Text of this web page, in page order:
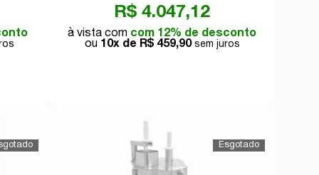
R$ 4.047,12
com 12% de desconto
10x de R$ 459,90
Comprar